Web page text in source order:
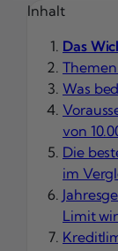
Inhalt
Das
Was
von
Die
im
Limit